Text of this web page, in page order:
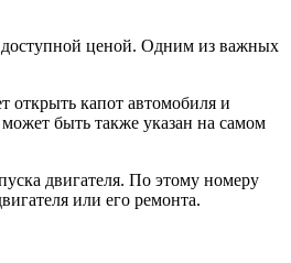
доступной ценой. Одним из важных
открыть капот автомобиля и
быть также указан на самом
двигателя. По этому номеру
или его ремонта.